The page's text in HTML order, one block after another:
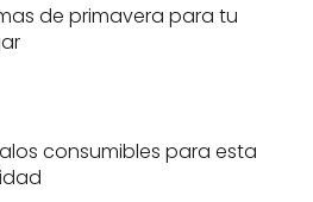
de primavera para tu
consumibles para esta